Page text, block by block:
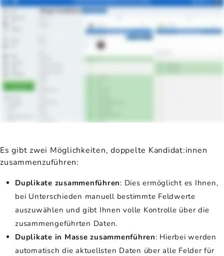
Es gibt zwei Möglichkeiten, doppelte Kandidat:innen
zusammenzuführen:
Duplikate zusammenführen: Dies ermöglicht es Ihnen,
bei Unterschieden manuell bestimmte Feldwerte
auszuwählen und gibt Ihnen volle Kontrolle über die
zusammengeführten Daten.
Duplikate in Masse zusammenführen: Hierbei werden
automatisch die aktuellsten Daten über alle Felder für